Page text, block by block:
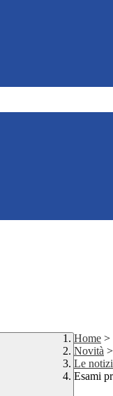
Home >
Novità >
Le
Esami